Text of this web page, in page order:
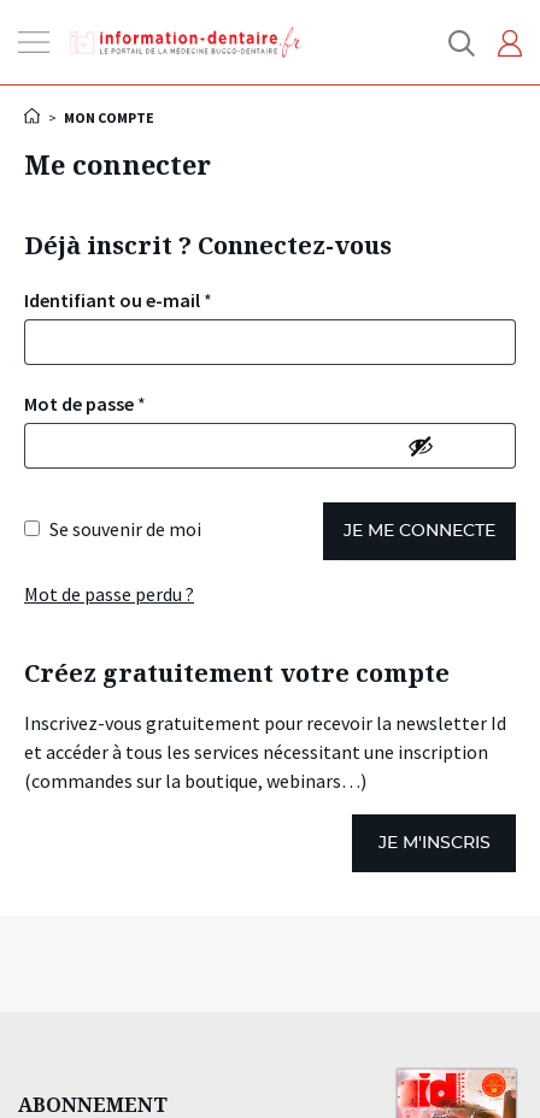
la
> MON COMPTE
Me connecter
Déjà inscrit ? Connectez-vous
Identifiant ou e-mail *
Mot de passe *
Se souvenir de moi JE ME CONNECTE
Mot de passe perdu ?
Créez gratuitement votre compte
Inscrivez-vous gratuitement pour recevoir la newsletter Id
et accéder à tous les services nécessitant une inscription
(commandes sur la boutique, webinars…)
JE M'INSCRIS
ABONNEMENT